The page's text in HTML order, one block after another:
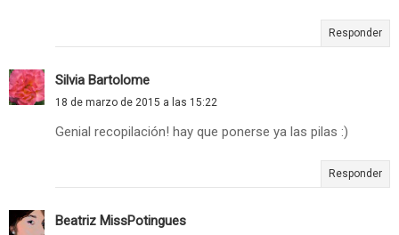
Responder
Silvia Bartolome
18 de marzo de 2015 a las 15:22
Genial recopilación! hay que ponerse ya las pilas :)
Responder
Beatriz MissPotingues